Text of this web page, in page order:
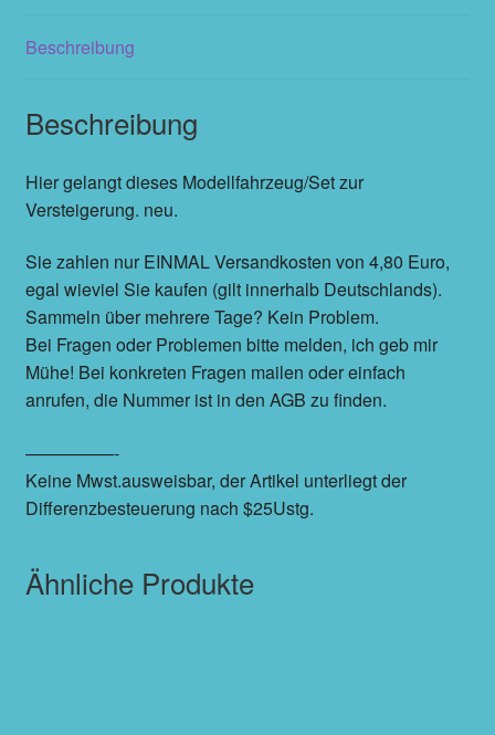
Beschreibung
Beschreibung
Hier gelangt dieses Modellfahrzeug/Set zur
Versteigerung. neu.
Sie zahlen nur EINMAL Versandkosten von 4,80 Euro,
egal wieviel Sie kaufen (gilt innerhalb Deutschlands).
Sammeln über mehrere Tage? Kein Problem.
Bei Fragen oder Problemen bitte melden, ich geb mir
Mühe! Bei konkreten Fragen mailen oder einfach
anrufen, die Nummer ist in den AGB zu finden.
—————-
Keine Mwst.ausweisbar, der Artikel unterliegt der
Differenzbesteuerung nach $25Ustg.
Ähnliche Produkte